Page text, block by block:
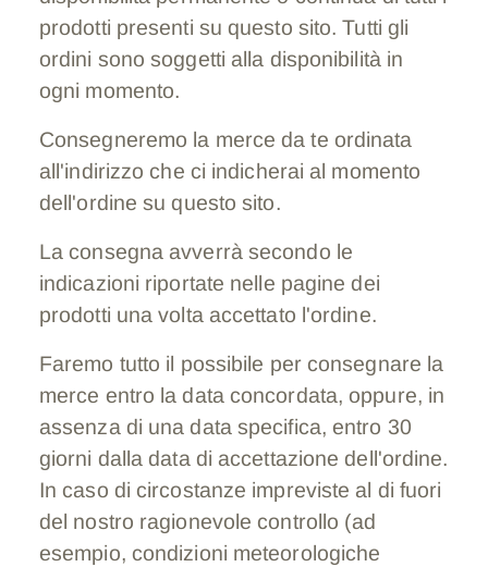
prodotti presenti su questo sito. Tutti gli
ordini sono soggetti alla disponibilità in
ogni momento.
Consegneremo la merce da te ordinata
all'indirizzo che ci indicherai al momento
dell'ordine su questo sito.
La consegna avverrà secondo le
indicazioni riportate nelle pagine dei
prodotti una volta accettato l'ordine.
Faremo tutto il possibile per consegnare la
merce entro la data concordata, oppure, in
assenza di una data specifica, entro 30
giorni dalla data di accettazione dell'ordine.
In caso di circostanze impreviste al di fuori
del nostro ragionevole controllo (ad
esempio, condizioni meteorologiche